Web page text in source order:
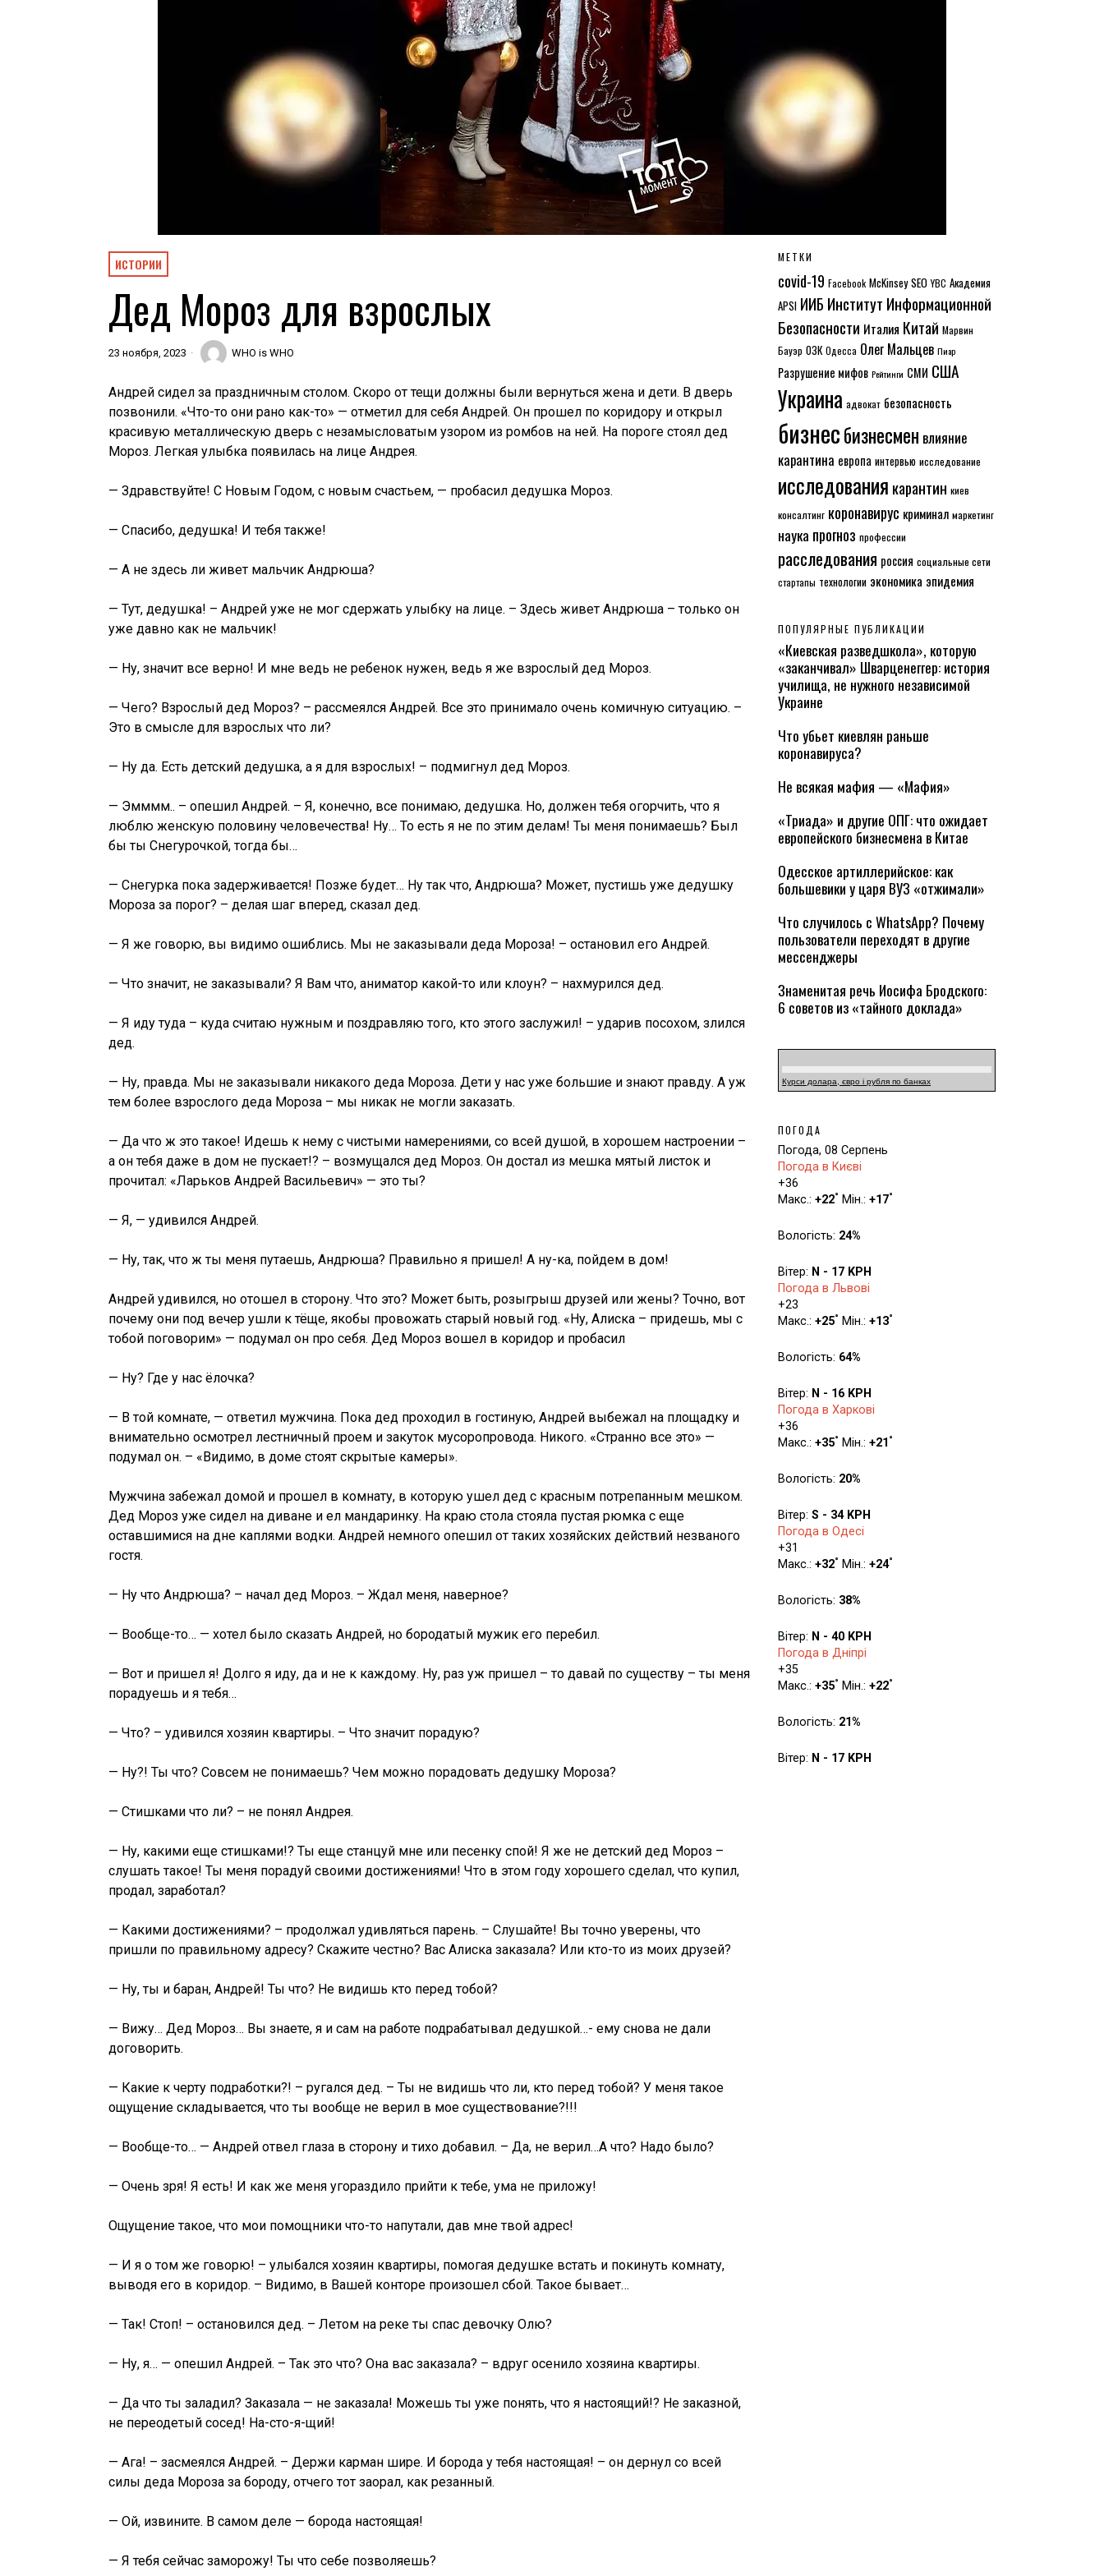
ИСТОРИИ
Дед Мороз для взрослых
23 ноября, 2023 WHO is WHO
Андрей сидел за праздничным столом. Скоро от тещи должны были вернуться жена и дети. В дверь
позвонили. «Что-то они рано как-то» — отметил для себя Андрей. Он прошел по коридору и открыл
красивую металлическую дверь с незамысловатым узором из ромбов на ней. На пороге стоял дед
Мороз. Легкая улыбка появилась на лице Андрея.
— Здравствуйте! С Новым Годом, с новым счастьем, — пробасил дедушка Мороз.
— Спасибо, дедушка! И тебя также!
— А не здесь ли живет мальчик Андрюша?
— Тут, дедушка! – Андрей уже не мог сдержать улыбку на лице. – Здесь живет Андрюша – только он
уже давно как не мальчик!
— Ну, значит все верно! И мне ведь не ребенок нужен, ведь я же взрослый дед Мороз.
— Чего? Взрослый дед Мороз? – рассмеялся Андрей. Все это принимало очень комичную ситуацию. –
Это в смысле для взрослых что ли?
— Ну да. Есть детский дедушка, а я для взрослых! – подмигнул дед Мороз.
— Эмммм.. – опешил Андрей. – Я, конечно, все понимаю, дедушка. Но, должен тебя огорчить, что я
люблю женскую половину человечества! Ну… То есть я не по этим делам! Ты меня понимаешь? Был
бы ты Снегурочкой, тогда бы…
— Снегурка пока задерживается! Позже будет… Ну так что, Андрюша? Может, пустишь уже дедушку
Мороза за порог? – делая шаг вперед, сказал дед.
— Я же говорю, вы видимо ошиблись. Мы не заказывали деда Мороза! – остановил его Андрей.
— Что значит, не заказывали? Я Вам что, аниматор какой-то или клоун? – нахмурился дед.
— Я иду туда – куда считаю нужным и поздравляю того, кто этого заслужил! – ударив посохом, злился
дед.
— Ну, правда. Мы не заказывали никакого деда Мороза. Дети у нас уже большие и знают правду. А уж
тем более взрослого деда Мороза – мы никак не могли заказать.
— Да что ж это такое! Идешь к нему с чистыми намерениями, со всей душой, в хорошем настроении –
а он тебя даже в дом не пускает!? – возмущался дед Мороз. Он достал из мешка мятый листок и
прочитал: «Ларьков Андрей Васильевич» — это ты?
— Я, — удивился Андрей.
— Ну, так, что ж ты меня путаешь, Андрюша? Правильно я пришел! А ну-ка, пойдем в дом!
Андрей удивился, но отошел в сторону. Что это? Может быть, розыгрыш друзей или жены? Точно, вот
почему они под вечер ушли к тёще, якобы провожать старый новый год. «Ну, Алиска – придешь, мы с
тобой поговорим» — подумал он про себя. Дед Мороз вошел в коридор и пробасил
— Ну? Где у нас ёлочка?
— В той комнате, — ответил мужчина. Пока дед проходил в гостиную, Андрей выбежал на площадку и
внимательно осмотрел лестничный проем и закуток мусоропровода. Никого. «Странно все это» —
подумал он. – «Видимо, в доме стоят скрытые камеры».
Мужчина забежал домой и прошел в комнату, в которую ушел дед с красным потрепанным мешком.
Дед Мороз уже сидел на диване и ел мандаринку. На краю стола стояла пустая рюмка с еще
оставшимися на дне каплями водки. Андрей немного опешил от таких хозяйских действий незваного
гостя.
— Ну что Андрюша? – начал дед Мороз. – Ждал меня, наверное?
— Вообще-то… — хотел было сказать Андрей, но бородатый мужик его перебил.
— Вот и пришел я! Долго я иду, да и не к каждому. Ну, раз уж пришел – то давай по существу – ты меня
порадуешь и я тебя…
— Что? – удивился хозяин квартиры. – Что значит порадую?
— Ну?! Ты что? Совсем не понимаешь? Чем можно порадовать дедушку Мороза?
— Стишками что ли? – не понял Андрея.
— Ну, какими еще стишками!? Ты еще станцуй мне или песенку спой! Я же не детский дед Мороз –
слушать такое! Ты меня порадуй своими достижениями! Что в этом году хорошего сделал, что купил,
продал, заработал?
— Какими достижениями? – продолжал удивляться парень. – Слушайте! Вы точно уверены, что
пришли по правильному адресу? Скажите честно? Вас Алиска заказала? Или кто-то из моих друзей?
— Ну, ты и баран, Андрей! Ты что? Не видишь кто перед тобой?
— Вижу… Дед Мороз… Вы знаете, я и сам на работе подрабатывал дедушкой…- ему снова не дали
договорить.
— Какие к черту подработки?! – ругался дед. – Ты не видишь что ли, кто перед тобой? У меня такое
ощущение складывается, что ты вообще не верил в мое существование?!!!
— Вообще-то… — Андрей отвел глаза в сторону и тихо добавил. – Да, не верил…А что? Надо было?
— Очень зря! Я есть! И как же меня угораздило прийти к тебе, ума не приложу!
Ощущение такое, что мои помощники что-то напутали, дав мне твой адрес!
— И я о том же говорю! – улыбался хозяин квартиры, помогая дедушке встать и покинуть комнату,
выводя его в коридор. – Видимо, в Вашей конторе произошел сбой. Такое бывает…
— Так! Стоп! – остановился дед. – Летом на реке ты спас девочку Олю?
— Ну, я… — опешил Андрей. – Так это что? Она вас заказала? – вдруг осенило хозяина квартиры.
— Да что ты заладил? Заказала — не заказала! Можешь ты уже понять, что я настоящий!? Не заказной,
не переодетый сосед! На-сто-я-щий!
— Ага! – засмеялся Андрей. – Держи карман шире. И борода у тебя настоящая! – он дернул со всей
силы деда Мороза за бороду, отчего тот заорал, как резанный.
— Ой, извините. В самом деле — борода настоящая!
— Я тебя сейчас заморожу! Ты что себе позволяешь?
МЕТКИ
covid-19 Facebook McKinsey SEO YBC Академия
APSI ИИБ Институт Информационной
Безопасности Италия Китай Марвин
Бауэр ОЗК Одесса Олег Мальцев Пиар
Разрушение мифов Рейтинги СМИ США
Украина адвокат безопасность
бизнесбизнесмен влияние
карантина европа интервью исследование
исследования карантин киев
консалтинг коронавирус криминал маркетинг
наука прогноз профессии
расследования россия социальные сети
стартапы технологии экономика эпидемия
ПОПУЛЯРНЫЕ ПУБЛИКАЦИИ
«Киевская разведшкола», которую
«заканчивал» Шварценеггер: история
училища, не нужного независимой
Украине
Что убьет киевлян раньше
коронавируса?
Не всякая мафия — «Мафия»
«Триада» и другие ОПГ: что ожидает
европейского бизнесмена в Китае
Одесское артиллерийское: как
большевики у царя ВУЗ «отжимали»
Что случилось с WhatsApp? Почему
пользователи переходят в другие
мессенджеры
Знаменитая речь Иосифа Бродского:
6 советов из «тайного доклада»
Курси долара, євро і рубля по банках
ПОГОДА
Погода, 08 Серпень
Погода в Києві
+36
Макс.: +22° Мін.: +17°
Вологість: 24%
Вітер: N - 17 KPH
Погода в Львові
+23
Макс.: +25° Мін.: +13°
Вологість: 64%
Вітер: N - 16 KPH
Погода в Харкові
+36
Макс.: +35° Мін.: +21 °
Вологість: 20%
Вітер: S - 34 KPH
Погода в Одесі
+31
Макс.: +32° Мін.: +24°
Вологість: 38%
Вітер: N - 40 KPH
Погода в Дніпрі
+35
Макс.: +35° Мін.: +22°
Вологість: 21%
Вітер: N - 17 KPH